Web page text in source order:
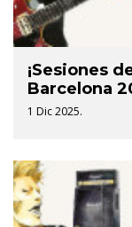
¡Sesiones
Barcelona
1 Dic 2025.